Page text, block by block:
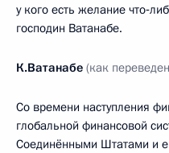
у кого есть желание
господин Ватанабе.
К.Ватанабе (как
Со времени наступления
глобальной финансовой
Соединёнными Штатами и